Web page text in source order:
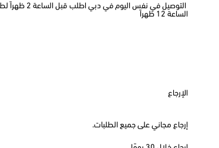
التوصيل في
الساعة 12 ظهراً
الإرجاع
إرجاع مجاني على جميع الطلبات.